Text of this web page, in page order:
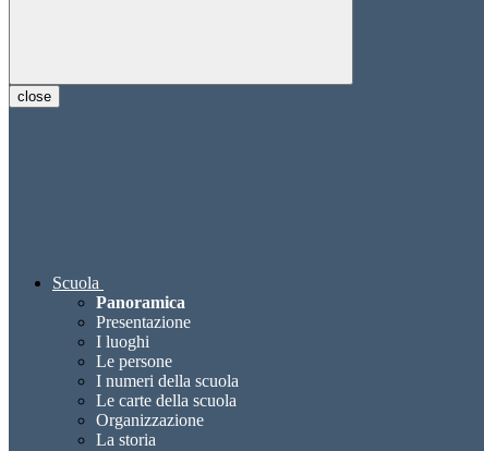
close
Scuola
Panoramica
Presentazione
I luoghi
Le persone
I numeri della scuola
Le carte della scuola
Organizzazione
La storia